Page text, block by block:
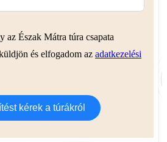
az Észak Mátra túra csapata
és elfogadom az adatkezelési
kérek a túrákról